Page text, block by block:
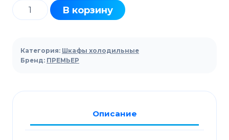
Количество
товара
холодильный
Премьер
(В,
+6)
В корзину
Категория: Шкафы холодильные
Бренд: ПРЕМЬЕР
Описание